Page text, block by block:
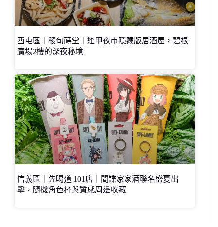
西屯區｜稷旬蒔堂｜逢甲夜市隱藏版居酒屋，碧根
廣場2樓的深夜秘境
信義區｜先喝道 101店｜間諜家家酒聯名盛夏出
擊，隨機角色杯與質感周邊收藏